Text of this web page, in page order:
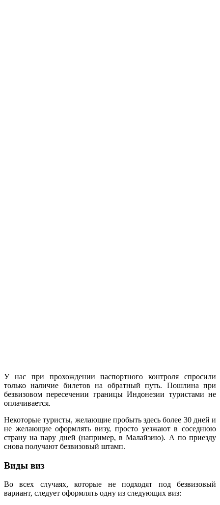
У нас при прохождении паспортного контроля спросили
только наличие билетов на обратный путь. Пошлина при
безвизовом пересечении границы Индонезии туристами не
оплачивается.
Некоторые туристы, желающие пробыть здесь более 30 дней и
не желающие оформлять визу, просто уезжают в соседнюю
страну на пару дней (например, в Малайзию). А по приезду
снова получают безвизовый штамп.
Виды виз
Во всех случаях, которые не подходят под безвизовый
вариант, следует оформлять одну из следующих виз: